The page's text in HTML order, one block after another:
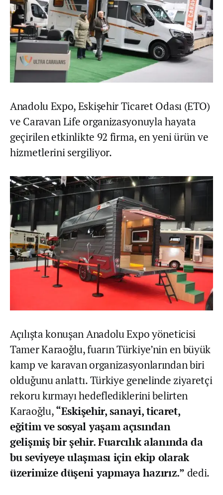
Anadolu Expo, Eskişehir Ticaret Odası (ETO)
ve Caravan Life organizasyonuyla hayata
geçirilen etkinlikte 92 firma, en yeni ürün ve
hizmetlerini sergiliyor.
Açılışta konuşan Anadolu Expo yöneticisi
Tamer Karaoğlu, fuarın Türkiye’nin en büyük
kamp ve karavan organizasyonlarından biri
olduğunu anlattı. Türkiye genelinde ziyaretçi
rekoru kırmayı hedeflediklerini belirten
Karaoğlu,“Eskişehir, sanayi, ticaret,
eğitim ve sosyal yaşam açısından
gelişmiş bir şehir. Fuarcılık alanında da
bu seviyeye ulaşması için ekip olarak
üzerimize düşeni yapmaya hazırız.” dedi.